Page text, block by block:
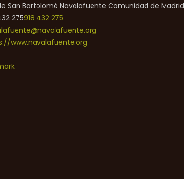
San Bartolomé Navalafuente Comunidad de Madrid
275918 432 275
www.navalafuente.org